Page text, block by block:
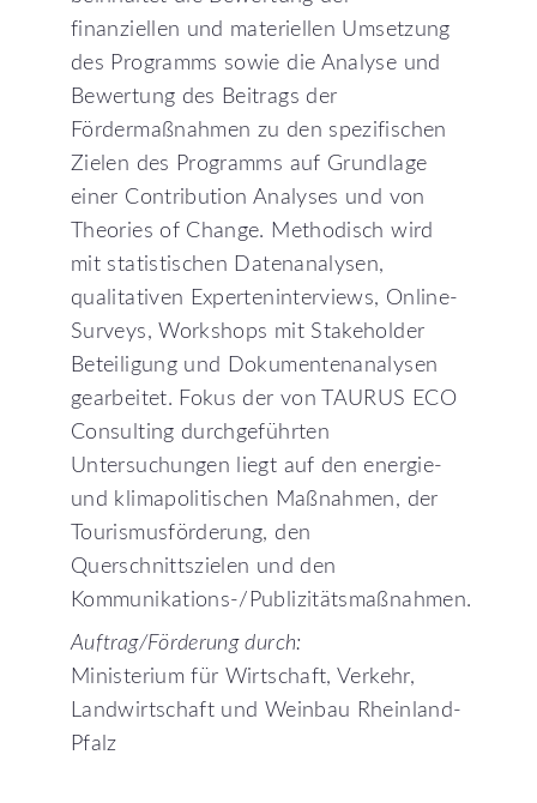
finanziellen und materiellen Umsetzung
des Programms sowie die Analyse und
Bewertung des Beitrags der
Fördermaßnahmen zu den spezifischen
Zielen des Programms auf Grundlage
einer Contribution Analyses und von
Theories of Change. Methodisch wird
mit statistischen Datenanalysen,
qualitativen Experteninterviews, Online-
Surveys, Workshops mit Stakeholder
Beteiligung und Dokumentenanalysen
gearbeitet. Fokus der von TAURUS ECO
Consulting durchgeführten
Untersuchungen liegt auf den energie-
und klimapolitischen Maßnahmen, der
Tourismusförderung, den
Querschnittszielen und den
Kommunikations-/Publizitätsmaßnahmen.
Auftrag/Förderung durch:
Ministerium für Wirtschaft, Verkehr,
Landwirtschaft und Weinbau Rheinland-
Pfalz